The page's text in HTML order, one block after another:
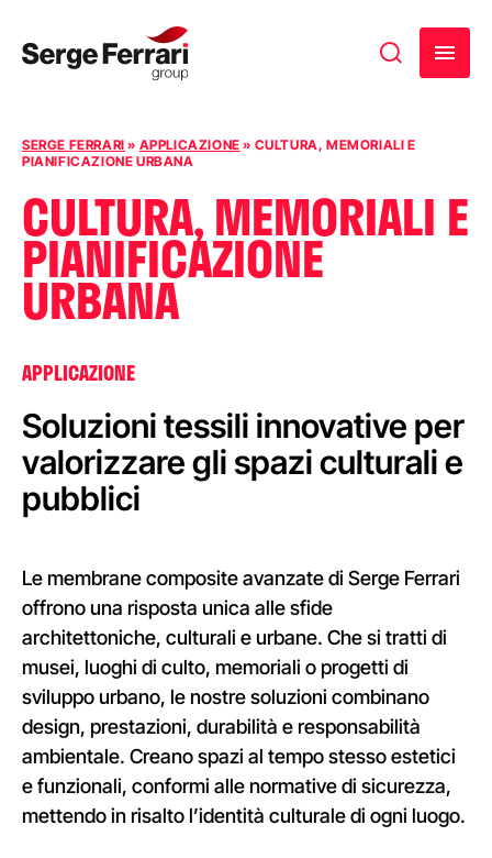
SERGE FERRARI » APPLICAZIONE » CULTURA, MEMORIALI E
PIANIFICAZIONE URBANA
CULTURA, MEMORIALI E
PIANIFICAZIONE
URBANA
APPLICAZIONE
Soluzioni tessili innovative per
valorizzare gli spazi culturali e
pubblici
Le membrane composite avanzate di Serge Ferrari
offrono una risposta unica alle sfide
architettoniche, culturali e urbane. Che si tratti di
musei, luoghi di culto, memoriali o progetti di
sviluppo urbano, le nostre soluzioni combinano
design, prestazioni, durabilità e responsabilità
ambientale. Creano spazi al tempo stesso estetici
e funzionali, conformi alle normative di sicurezza,
mettendo in risalto l’identità culturale di ogni luogo.